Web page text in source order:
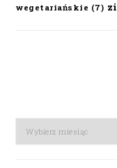
wegetariańskie (7)
Archiwa